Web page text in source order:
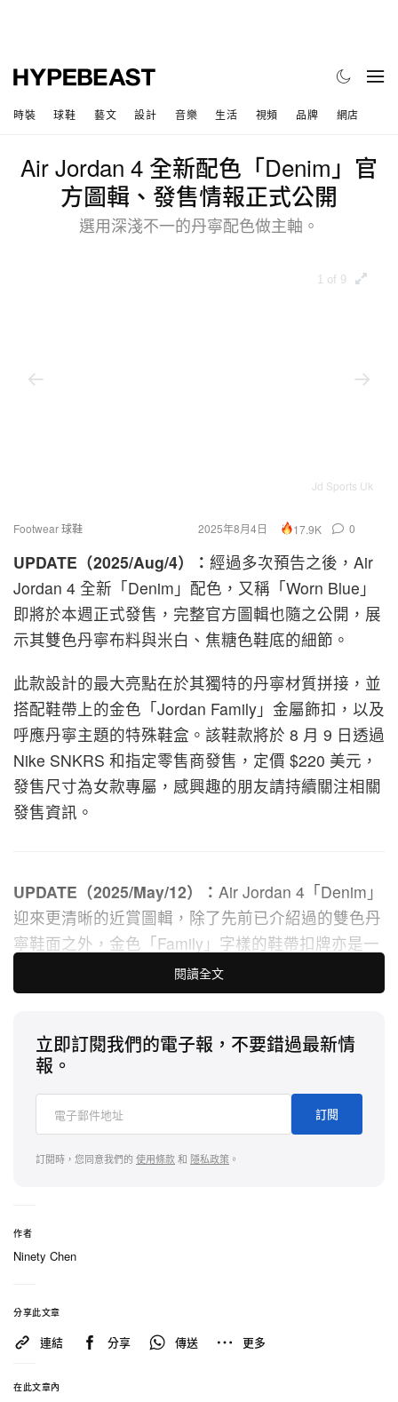
時裝 球鞋 藝文 設計 音樂 生活 視頻 品牌 網店
Air Jordan 4 全新配色「Denim」官
方圖輯、發售情報正式公開
選用深淺不一的丹寧配色做主軸。
1 of 9
Jd Sports Uk
Footwear 球鞋 2025年8月4日 17.9K 0
UPDATE（2025/Aug/4）： 經過多次預告之後，Air
Jordan 4 全新「Denim」配色，又稱「Worn Blue」
即將於本週正式發售，完整官方圖輯也隨之公開，展
示其雙色丹寧布料與米白、焦糖色鞋底的細節。
此款設計的最大亮點在於其獨特的丹寧材質拼接，並
搭配鞋帶上的金色「Jordan Family」金屬飾扣，以及
呼應丹寧主題的特殊鞋盒。該鞋款將於 8 月 9 日透過
Nike SNKRS 和指定零售商發售，定價 $220 美元，
發售尺寸為女款專屬，感興趣的朋友請持續關注相關
發售資訊。
UPDATE（2025/May/12）： Air Jordan 4「Denim」
迎來更清晰的近賞圖輯，除了先前已介紹過的雙色丹
寧鞋面之外，金色「Family」字樣的鞋帶扣牌亦是一
大亮點。此鞋款預計將在 8 月 9 日登陸 Nike SNKRS
和指定零售商上架，售價 $215 美元。
原文（2024/Sep/8）：
「Black Cat」的報導，今回網上再捎來該鞋全新配
色「Denim」。
早先曾捎來Air Jordan 1 High OG「Bleached
的 Air Jordan 4「Denim」，該鞋選用兩種丹寧色調
呈現，營造鮮明的視覺對比效果，鞋身飾有金色縫線
白色中底、橡膠大底，讓整雙鞋更加完整。
年秋季登陸 Nike SNKRS 和指定零售商，售價為
閱讀全文
立即訂閱我們的電子報，不要錯過最新情
報。
訂閱
訂閱時，您同意我們的 使用條款和 隱私政策 。
作者
Ninety Chen
分享此文章
連結 分享 傳送 更多
在此文章內